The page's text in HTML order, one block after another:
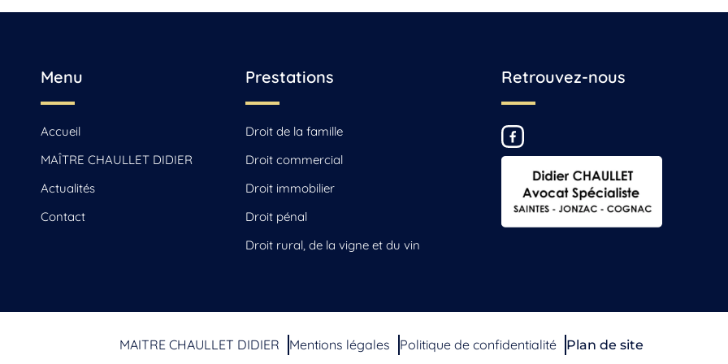
Menu
Accueil
MAÎTRE CHAULLET DIDIER
Actualités
Contact
Prestations
Droit de la famille
Droit commercial
Droit immobilier
Droit pénal
Droit rural, de la vigne et du vin
Retrouvez-nous
MAITRE CHAULLET DIDIER Mentions légales Politique de confidentialité Plan de site